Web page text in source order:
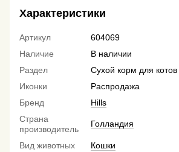
Характеристики
Артикул
604069
Наличие
В наличии
Раздел
Сухой корм для котов
Иконки
Распродажа
Бренд
Hills
Страна
производитель
Голландия
Вид животных
Кошки